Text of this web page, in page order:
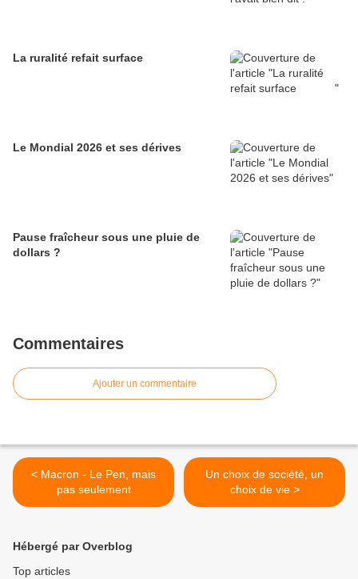
Le Mondial 2026 et ses dérives
Pause fraîcheur sous une pluie de
dollars ?
Commentaires
Ajouter un commentaire
< Macron - Le Pen, mais
pas seulement
Un choix de société, un
choix de vie >
Hébergé par Overblog
Top articles